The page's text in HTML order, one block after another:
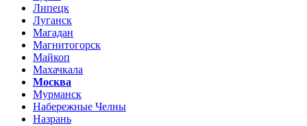
Липецк
Луганск
Магадан
Магнитогорск
Майкоп
Махачкала
Москва
Мурманск
Набережные Челны
Назрань